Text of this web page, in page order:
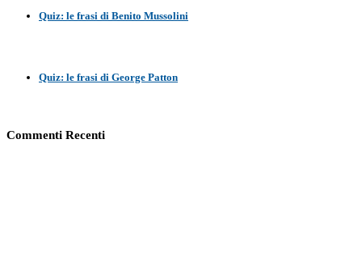
Quiz: le frasi di Benito Mussolini
Quiz: le frasi di George Patton
Commenti Recenti